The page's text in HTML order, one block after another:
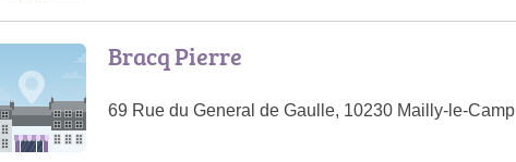
Bracq Pierre
69 Rue du General de Gaulle, 10230 Mailly-le-Camp